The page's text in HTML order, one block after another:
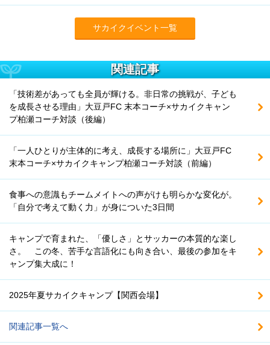
サカイクイベント一覧
関連記事
「技術差があっても全員が輝ける。非日常の挑戦が、子ども
を成長させる理由」大豆戸FC 末本コーチ×サカイクキャン
プ柏瀬コーチ対談（後編）
「一人ひとりが主体的に考え、成長する場所に」大豆戸FC
末本コーチ×サカイクキャンプ柏瀬コーチ対談（前編）
食事への意識もチームメイトへの声がけも明らかな変化が。
「自分で考えて動く力」が身についた3日間
キャンプで育まれた、「優しさ」とサッカーの本質的な楽し
さ。 この冬、苦手な言語化にも向き合い、最後の参加をキ
ャンプ集大成に！
2025年夏サカイクキャンプ【関西会場】
関連記事一覧へ